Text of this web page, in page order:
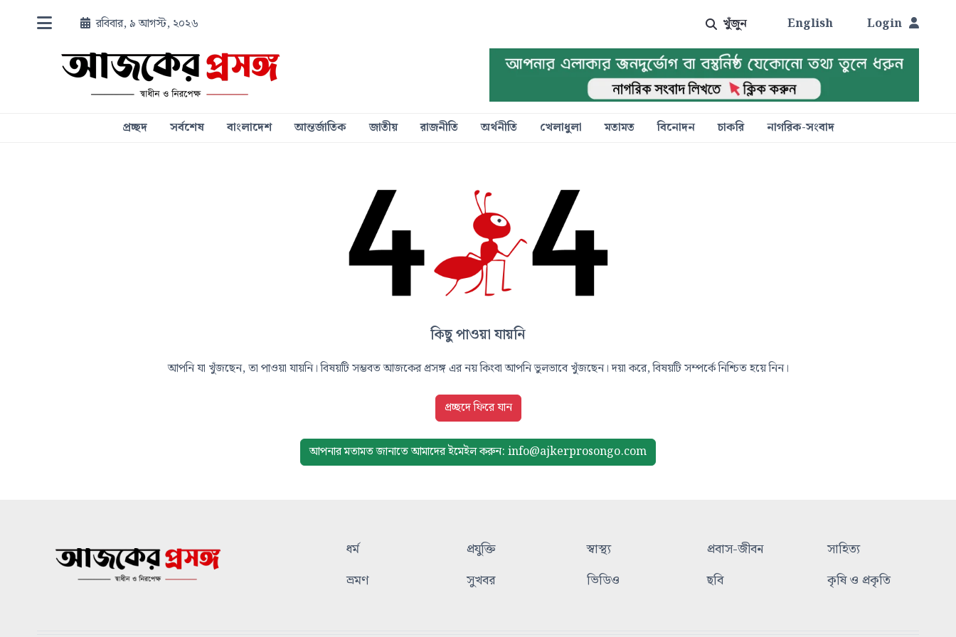
রবিবার, ৯ আগস্ট, ২০২৬ খুঁজুন English Login
প্রচ্ছদ সর্বশেষ বাংলাদেশ আন্তর্জাতিক জাতীয় রাজনীতি অর্থনীতি খেলাধুলা মতামত বিনোদন চাকরি নাগরিক-সংবাদ
কিছু পাওয়া যায়নি
আপনি যা খুঁজছেন, তা পাওয়া যায়নি। বিষয়টি সম্ভবত আজকের প্রসঙ্গ এর নয় কিংবা আপনি ভুলভাবে খুঁজছেন। দয়া করে, বিষয়টি সম্পর্কে নিশ্চিত হয়ে নিন।
প্রচ্ছদে ফিরে যান
আপনার মতামত জানাতে আমাদেরইমেইল করুন: info@ajkerprosongo.com
ধর্ম প্রযুক্তি স্বাস্থ্য প্রবাস-জীবন
সাহিত্য
ভ্রমণ
সুখবর ভিডিও ছবি কৃষি ও প্রকৃতি